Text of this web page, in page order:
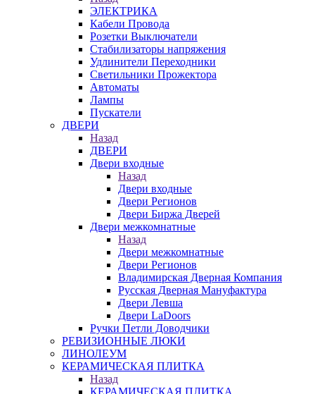
ЭЛЕКТРИКА
Кабели Провода
Розетки Выключатели
Стабилизаторы напряжения
Удлинители Переходники
Светильники Прожектора
Автоматы
Лампы
Пускатели
ДВЕРИ
Назад
ДВЕРИ
Двери входные
Назад
Двери входные
Двери Регионов
Двери Биржа Дверей
Двери межкомнатные
Назад
Двери межкомнатные
Двери Регионов
Владимирская Дверная Компания
Русская Дверная Мануфактура
Двери Левша
Двери LaDoors
Ручки Петли Доводчики
РЕВИЗИОННЫЕ ЛЮКИ
ЛИНОЛЕУМ
КЕРАМИЧЕСКАЯ ПЛИТКА
Назад
КЕРАМИЧЕСКАЯ ПЛИТКА